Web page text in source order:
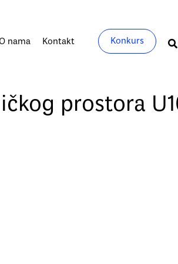
nama Kontakt Konkurs
prostora